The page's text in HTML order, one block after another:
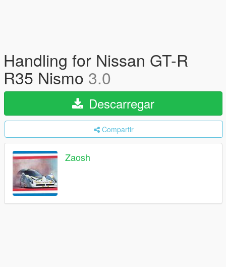
Handling for Nissan GT-R
R35 Nismo 3.0
Descarregar
Compartir
Zaosh